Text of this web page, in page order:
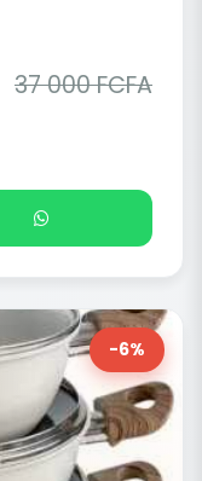
37 000 FCFA
-6%